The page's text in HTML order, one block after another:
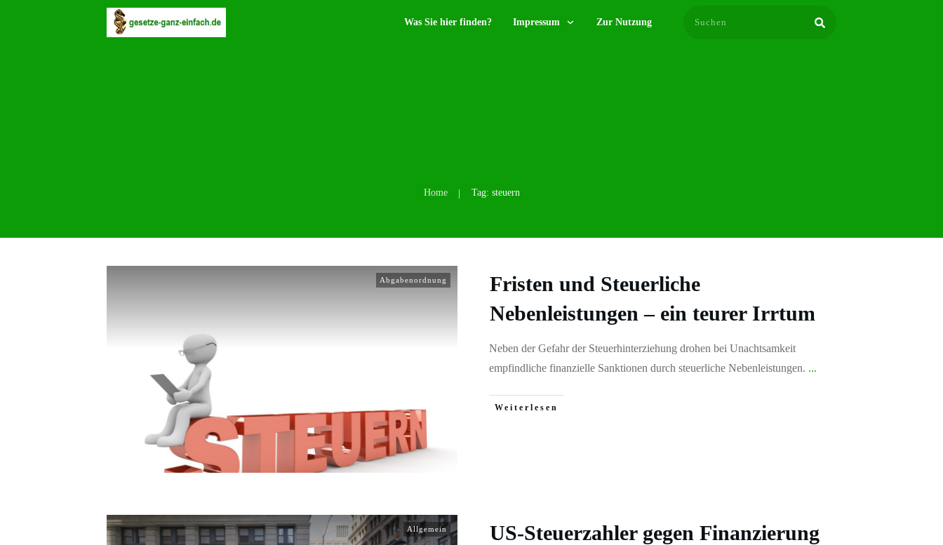
Was Sie hier finden? Impressum Zur Nutzung
Home | Tag: steuern
Abgabenordnung
Fristen und Steuerliche
Nebenleistungen – ein teurer Irrtum
Neben der Gefahr der Steuerhinterziehung drohen bei Unachtsamkeit
empfindliche finanzielle Sanktionen durch steuerliche Nebenleistungen. ...
Weiterlesen
Allgemein
US-Steuerzahler gegen Finanzierung